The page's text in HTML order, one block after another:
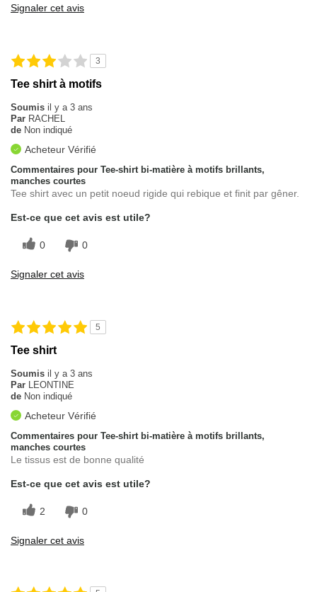
Signaler cet avis
3
Tee shirt à motifs
Soumis il y a 3 ans
Par RACHEL
de Non indiqué
Acheteur Vérifié
Commentaires pour Tee-shirt bi-matière à motifs brillants,
manches courtes
Tee shirt avec un petit noeud rigide qui rebique et finit par gêner.
Est-ce que cet avis est utile?
0 0
Signaler cet avis
5
Tee shirt
Soumis il y a 3 ans
Par
LEONTINE
de Non indiqué
Acheteur Vérifié
Commentaires pour Tee-shirt bi-matière à motifs brillants,
manches courtes
Le tissus est de bonne qualité
Est-ce que cet avis est utile?
2 0
Signaler cet avis